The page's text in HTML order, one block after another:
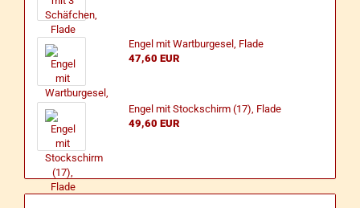
Engel mit Wart­burg­esel, Flade
47,60 EUR
Engel mit Stock­schirm (17), Flade
49,60 EUR